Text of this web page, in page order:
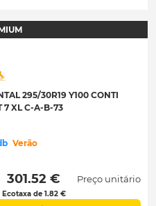
295/30R19 Y100 CONTI
7 XL C-A-B-73
Verão
301.52 €
Ecotaxa de 1.82 €
Preço unitário